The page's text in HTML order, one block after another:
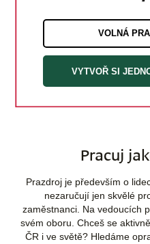
VOLNÁ
VYTVOŘ SI
Pracuj
Prazdroj je především o
nezaručují jen skvělé
zaměstnanci. Na vedoucích
svém oboru. Chceš se
ČR i ve světě? Hledáme